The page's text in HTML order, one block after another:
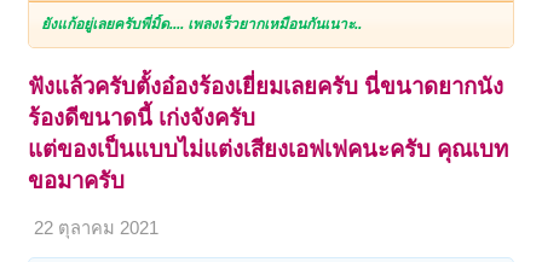
ยังแก้อยู่เลยครับพี่มิ้ด.... เพลงเร็วยากเหมือนกันเนาะ..
ฟังแล้วครับตั้งอ๋องร้องเยี่ยมเลยครับ นี่ขนาดยากนัง
ร้องดีขนาดนี้ เก่งจังครับ
แต่ของเป็นแบบไม่แต่งเสียงเอฟเฟคนะครับ คุณเบท
ขอมาครับ
22 ตุลาคม 2021